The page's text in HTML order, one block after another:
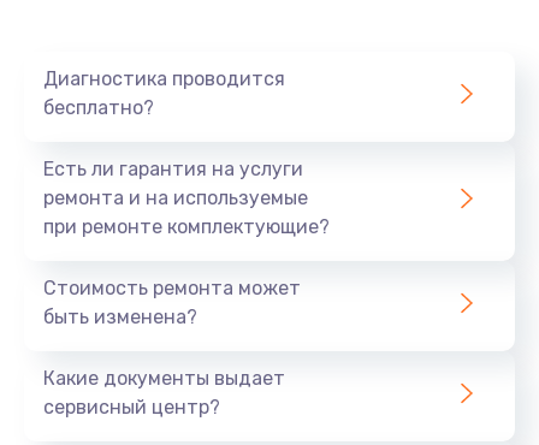
Диагностика проводится
бесплатно?
Есть ли гарантия на услуги
ремонта и на используемые
при ремонте комплектующие?
Стоимость ремонта может
быть изменена?
Какие документы выдает
сервисный центр?